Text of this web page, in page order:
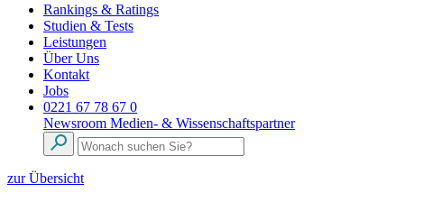
Rankings & Ratings
Studien & Tests
Leistungen
Über Uns
Kontakt
Jobs
0221 67 78 67 0
Newsroom Medien- & Wissenschaftspartner
zur Übersicht